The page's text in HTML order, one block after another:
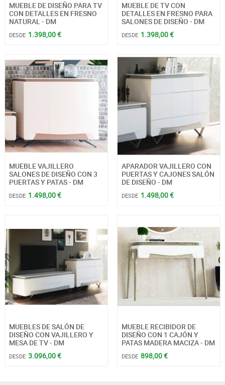
MUEBLE DE DISEÑO PARA TV
CON DETALLES EN FRESNO
NATURAL - DM
DESDE 1.398,00 €
MUEBLE DE TV CON
DETALLES EN FRESNO PARA
SALONES DE DISEÑO - DM
DESDE 1.398,00 €
MUEBLE VAJILLERO
SALONES DE DISEÑO CON 3
PUERTAS Y PATAS - DM
DESDE 1.498,00 €
APARADOR VAJILLERO CON
PUERTAS Y CAJONES SALÓN
DE DISEÑO - DM
DESDE 1.498,00 €
MUEBLES DE SALÓN DE
DISEÑO CON VAJILLERO Y
MESA DE TV - DM
DESDE 3.096,00 €
MUEBLE RECIBIDOR DE
DISEÑO CON 1 CAJÓN Y
PATAS MADERA MACIZA - DM
DESDE 898,00 €